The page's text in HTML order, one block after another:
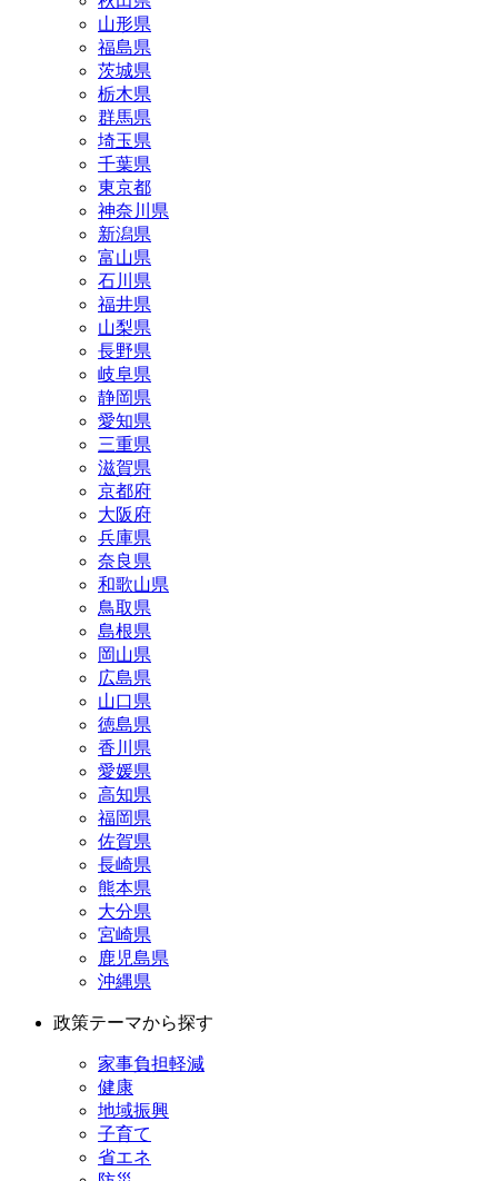
山形県
福島県
茨城県
栃木県
群馬県
埼玉県
千葉県
東京都
神奈川県
新潟県
富山県
石川県
福井県
山梨県
長野県
岐阜県
静岡県
愛知県
三重県
滋賀県
京都府
大阪府
兵庫県
奈良県
和歌山県
鳥取県
島根県
岡山県
広島県
山口県
徳島県
香川県
愛媛県
高知県
福岡県
佐賀県
長崎県
熊本県
大分県
宮崎県
鹿児島県
沖縄県
政策テーマから探す
家事負担軽減
健康
地域振興
子育て
省エネ